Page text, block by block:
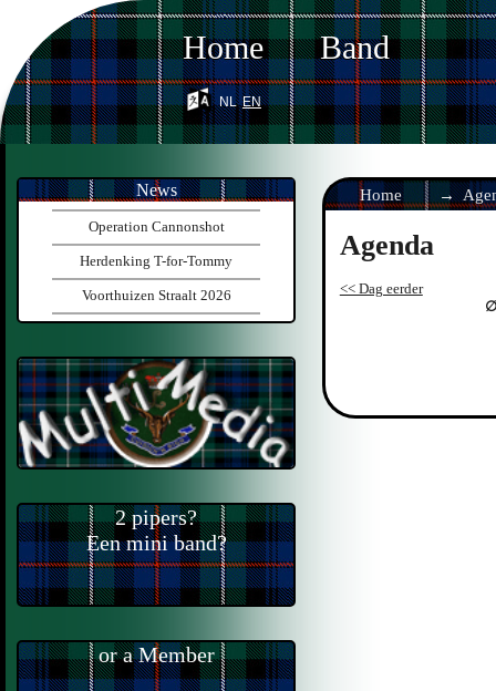
Home Band
nl en
Home
Agenda
<< Dag eerder
News
Operation Cannonshot
Herdenking T-for-Tommy
Voorthuizen Straalt 2026
2 pipers?
Een mini band?
or a Member